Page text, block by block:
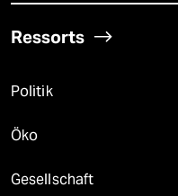
Ressorts
Politik
Öko
Gesellschaft